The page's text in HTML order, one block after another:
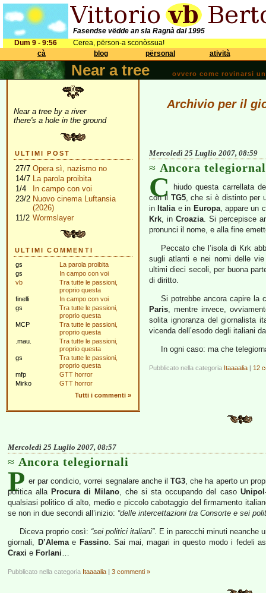
Fasendse vëdde an sla Ragnà dal 1995
Dum 9 - 9:56
Cerea, përson-a sconòssua!
cà
blog përsonal atività
Near a tree ovvero come rovinarsi
Near a tree by a river
there's a hole in the ground
ULTIMI POST
27/7 Opera sì, nazismo no
14/7 La parola proibita
1/4
In campo con voi
23/2 Nuovo cinema Luftansia
(2026)
11/2 Wormslayer
ULTIMI COMMENTI
gs
La parola proibita
gs
In campo con voi
vb
Tra tutte le passioni,
proprio questa
finelli
In campo con voi
gs
Tra tutte le passioni,
proprio questa
MCP
Tra tutte le passioni,
proprio questa
.mau.
Tra tutte le passioni,
proprio questa
gs
Tra tutte le passioni,
proprio questa
mfp
GTT horror
Mirko
GTT horror
Tutti i commenti »
Archivio per il
Mercoledì 25 Luglio 2007, 08:59
Ancora
C
hiudo questa carrellata
con il TG5, che si è distinto per
in Italiae in Europa, appare un
Krk, in Croazia. Si percepisce
pronunci il nome, e alla fine
Peccato che l’isola di Krk
sugli atlanti e nei nomi delle
ultimi dieci secoli, per buona
di diritto.
Si potrebbe ancora capire
Paris, mentre invece,
solita ignoranza del giornalista
vicenda dell’esodo degli italiani
In ogni caso: ma che
Pubblicato nella categoria Itaaaalia | 12
Mercoledì 25 Luglio 2007, 08:57
Ancora telegiornali
P er par condicio, vorrei segnalare anche ilTG3, che ha aperto un
politica alla Procura di Milano, che si sta occupando del caso
qualsiasi politico di alto, medio e piccolo cabotaggio del firmamento
se non in due secondi all’inizio: “delle intercettazioni tra Consorte e sei
Diceva proprio così: “sei politici italiani”. E in parecchi minuti neanche
giornali, D’Alemae Fassino. Sai mai, magari in questo modo i fedeli
Craxi e Forlani…
Pubblicato nella categoria Itaaaalia | 3 commenti »